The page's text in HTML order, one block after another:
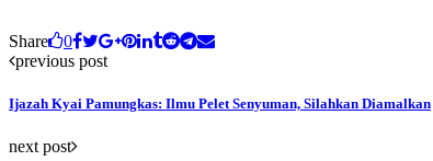
Share
0
previous post
Ijazah Kyai Pamungkas: Ilmu Pelet Senyuman, Silahkan Diamalkan
next post